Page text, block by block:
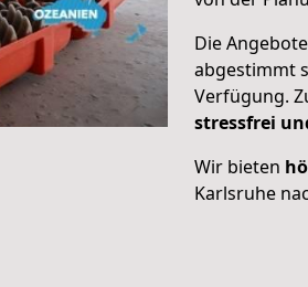
Die
abgestimmt
Verfügung.
stressfrei
Wir bieten
Karlsruhe